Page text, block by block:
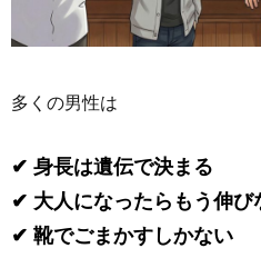
多くの男性は
✔ 身長は遺伝で決まる
✔ 大人になったらもう伸び
✔ 靴でごまかすしかない